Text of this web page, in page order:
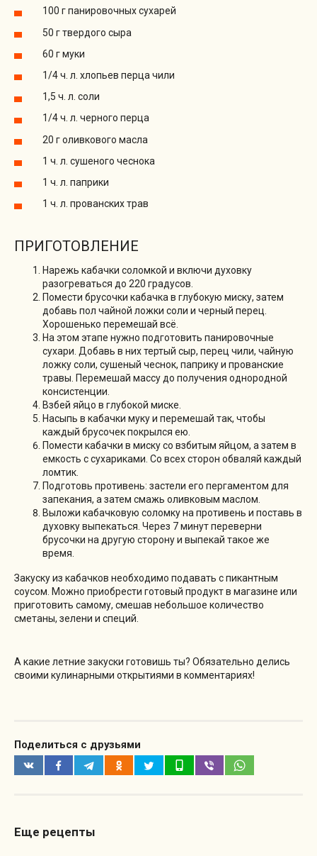
100 г панировочных сухарей
50 г твердого сыра
60 г муки
1/4 ч. л. хлопьев перца чили
1,5 ч. л. соли
1/4 ч. л. черного перца
20 г оливкового масла
1 ч. л. сушеного чеснока
1 ч. л. паприки
1 ч. л. прованских трав
ПРИГОТОВЛЕНИЕ
Нарежь кабачки соломкой и включи духовку
разогреваться до 220 градусов.
Помести брусочки кабачка в глубокую миску, затем
добавь пол чайной ложки соли и черный перец.
Хорошенько перемешай всё.
На этом этапе нужно подготовить панировочные
сухари. Добавь в них тертый сыр, перец чили, чайную
ложку соли, сушеный чеснок, паприку и прованские
травы. Перемешай массу до получения однородной
консистенции.
Взбей яйцо в глубокой миске.
Насыпь в кабачки муку и перемешай так, чтобы
каждый брусочек покрылся ею.
Помести кабачки в миску со взбитым яйцом, а затем в
емкость с сухариками. Со всех сторон обваляй каждый
ломтик.
Подготовь противень: застели его пергаментом для
запекания, а затем смажь оливковым маслом.
Выложи кабачковую соломку на противень и поставь в
духовку выпекаться. Через 7 минут переверни
брусочки на другую сторону и выпекай такое же
время.
Закуску из кабачков необходимо подавать с пикантным
соусом. Можно приобрести готовый продукт в магазине или
приготовить самому, смешав небольшое количество
сметаны, зелени и специй.
А какие летние закуски готовишь ты? Обязательно делись
своими кулинарными открытиями в комментариях!
Поделиться с друзьями
Еще рецепты